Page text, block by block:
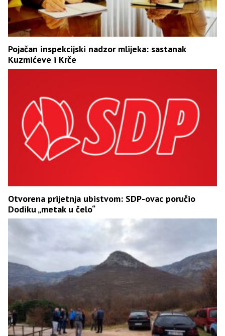
Pojačan inspekcijski nadzor mlijeka: sastanak
Kuzmićeve i Krče
Otvorena prijetnja ubistvom: SDP-ovac poručio
Dodiku „metak u čelo“